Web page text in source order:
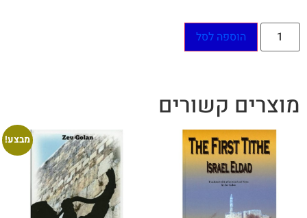
הוספה לסל
מוצרים קשורים
מבצע!